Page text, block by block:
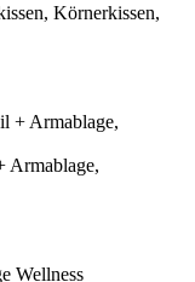
Körnerkissen,
Armablage,